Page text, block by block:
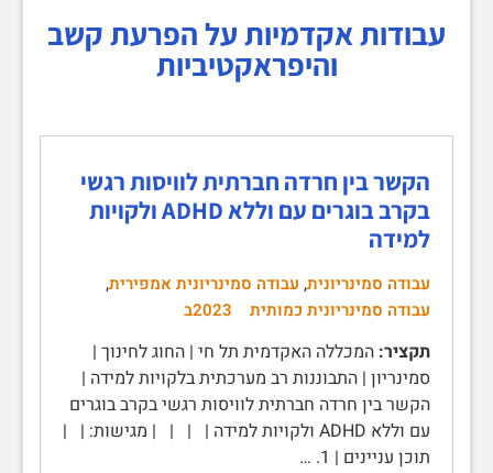
עבודות אקדמיות על הפרעת קשב
והיפראקטיביות
הקשר בין חרדה חברתית לוויסות רגשי
בקרב בוגרים עם וללא ADHD ולקויות
למידה
עבודה סמינריונית, עבודה סמינריונית אמפירית,
עבודה סמינריונית כמותית 2023ב
תקציר: המכללה האקדמית תל חי | החוג לחינוך |
סמינריון | התבוננות רב מערכתית בלקויות למידה |
הקשר בין חרדה חברתית לוויסות רגשי בקרב בוגרים
עם וללא ADHD ולקויות למידה | | | | מגישות: | |
תוכן עניינים | 1. …